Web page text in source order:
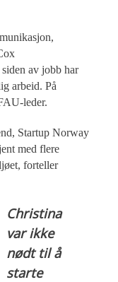
av jobb har
arbeid. På
leder.
Startup Norway
med flere
forteller
Christina
var ikke
nødt til å
starte